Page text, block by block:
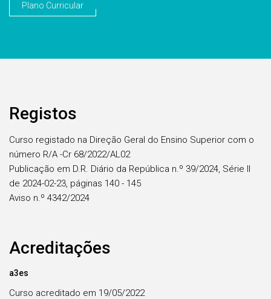
Plano Curricular
Registos
Curso registado na Direção Geral do Ensino Superior com o
número R/A -Cr 68/2022/AL02
Publicação em D.R. Diário da República n.º 39/2024, Série II
de 2024-02-23, páginas 140 - 145
Aviso n.º 4342/2024
Acreditações
a3es
Curso acreditado em 19/05/2022